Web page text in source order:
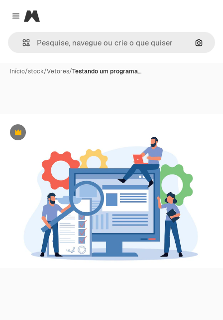
Close menu
Magnific
Início/stock/Vetores/Testando um programa…
Premium